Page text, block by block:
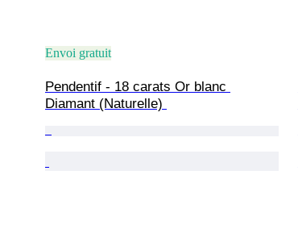
Envoi gratuit
Pendentif - 18 carats Or blanc
Diamant (Naturelle)